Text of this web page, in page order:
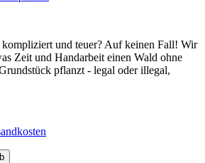
und teuer? Auf keinen Fall! Wir
Zeit und Handarbeit einen Wald ohne
pflanzt - legal oder illegal,